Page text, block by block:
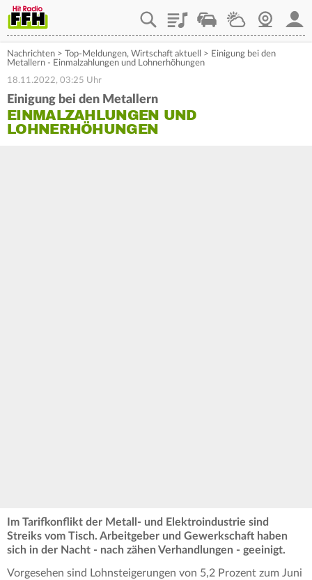
PlaylistStaupilotWetterWebcam
Nachrichten > Top-Meldungen, Wirtschaft aktuell > Einigung bei den
Metallern - Einmalzahlungen und Lohnerhöhungen
18.11.2022, 03:25 Uhr
Einigung bei den Metallern
EINMALZAHLUNGEN UND
LOHNERHÖHUNGEN
Im Tarifkonflikt der Metall- und Elektroindustrie sind
Streiks vom Tisch. Arbeitgeber und Gewerkschaft haben
sich in der Nacht - nach zähen Verhandlungen - geeinigt.
Vorgesehen sind Lohnsteigerungen von 5,2 Prozent zum Juni